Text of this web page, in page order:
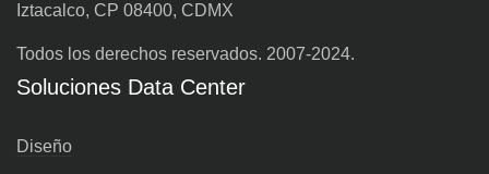
Iztacalco, CP 08400, CDMX
Todos los derechos reservados. 2007-2024.
Soluciones Data Center
Diseño